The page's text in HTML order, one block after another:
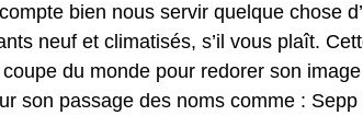
bien nous servir quelque chose
neuf et climatisés, s’il vous plaît.
du monde pour redorer son
son passage des noms comme :